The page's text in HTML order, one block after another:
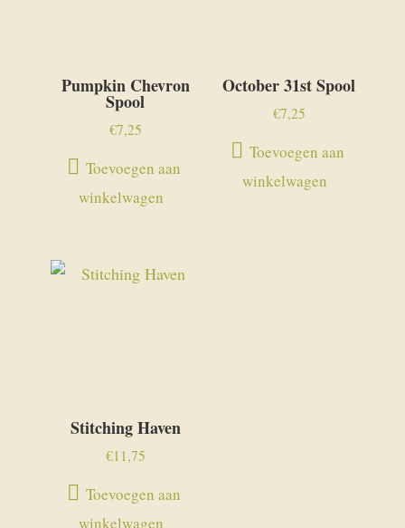
Pumpkin Chevron
Spool
€7,25
Toevoegen aan
winkelwagen
October 31st Spool
€7,25
Toevoegen aan
winkelwagen
Stitching Haven
€11,75
Toevoegen aan
winkelwagen